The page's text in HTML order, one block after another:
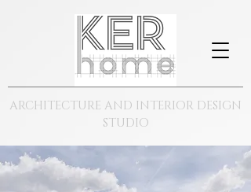
ARCHITECTURE AND INTERIOR DESIGN
STUDIO